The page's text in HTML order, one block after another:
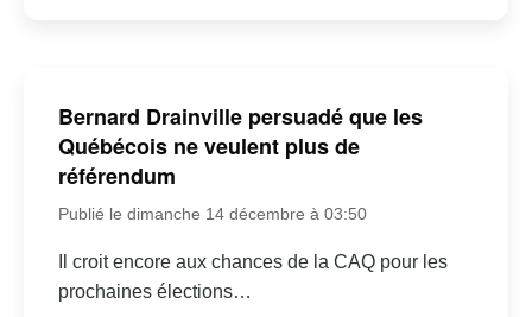
Bernard Drainville persuadé que les
Québécois ne veulent plus de
référendum
Publié le dimanche 14 décembre à 03:50
Il croit encore aux chances de la CAQ pour les
prochaines élections…